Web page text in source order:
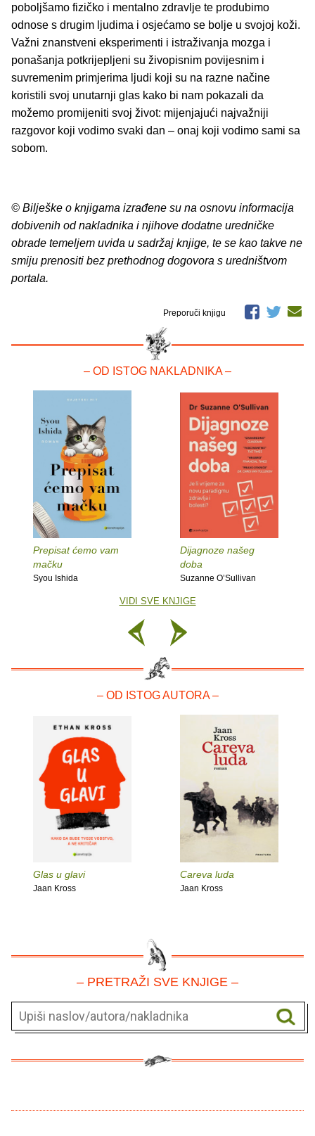
poboljšamo fizičko i mentalno zdravlje te produbimo
odnose s drugim ljudima i osjećamo se bolje u svojoj koži.
Važni znanstveni eksperimenti i istraživanja mozga i
ponašanja potkrijepljeni su živopisnim povijesnim i
suvremenim primjerima ljudi koji su na razne načine
koristili svoj unutarnji glas kako bi nam pokazali da
možemo promijeniti svoj život: mijenjajući najvažniji
razgovor koji vodimo svaki dan – onaj koji vodimo sami sa
sobom.
© Bilješke o knjigama izrađene su na osnovu informacija
dobivenih od nakladnika i njihove dodatne uredničke
obrade temeljem uvida u sadržaj knjige, te se kao takve ne
smiju prenositi bez prethodnog dogovora s uredništvom
portala.
Preporuči knjigu
– OD ISTOG NAKLADNIKA –
Prepisat ćemo vam
mačku
Syou Ishida
Dijagnoze našeg
doba
Suzanne O’Sullivan
VIDI SVE KNJIGE
– OD ISTOG AUTORA –
Glas u glavi
Jaan Kross
Careva luda
Jaan Kross
– PRETRAŽI SVE KNJIGE –